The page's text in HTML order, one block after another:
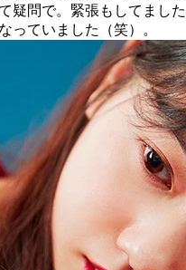
疑問で。緊張もしてました
っていました（笑）。